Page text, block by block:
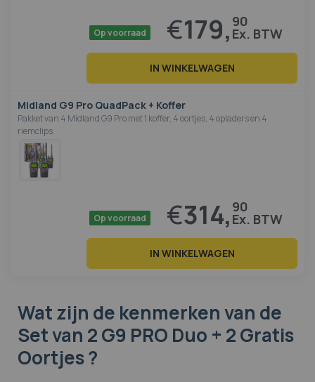
Op voorraad €179, 90
IN WINKELWAGEN
Midland G9 Pro QuadPack + Koffer
Pakket van 4 Midland G9 Pro met 1 koffer, 4 oortjes, 4 opladers en 4
riemclips.
Op voorraad €314, 90
IN WINKELWAGEN
Wat zijn de kenmerkenvan de
Set van 2 G9 PRO Duo + 2 Gratis
Oortjes ?